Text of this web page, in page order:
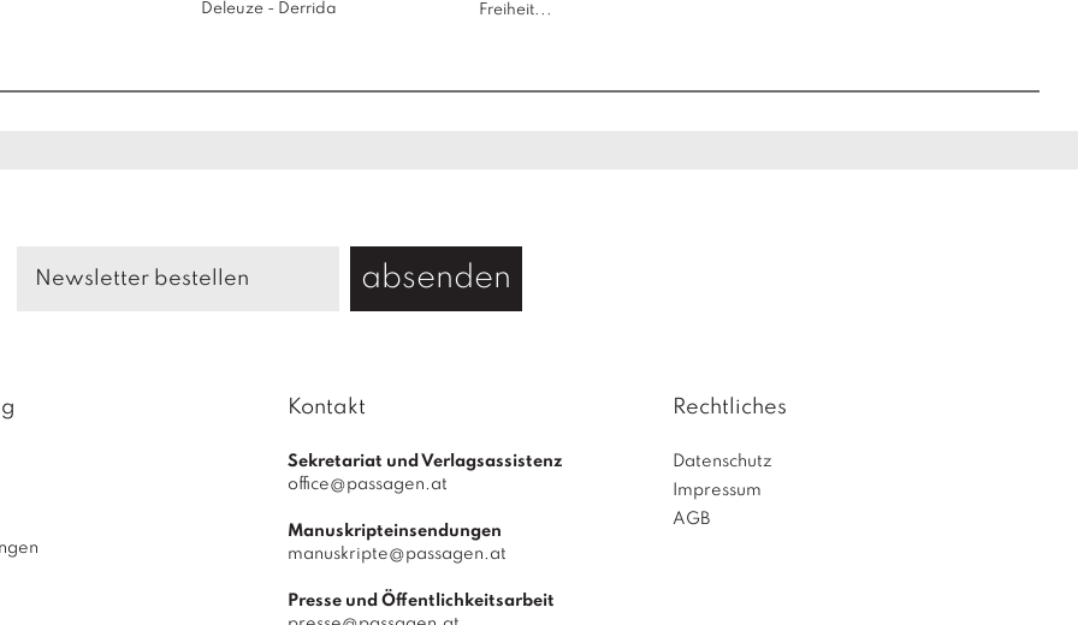
Deleuze - Derrida
Freiheit...
absenden
Kontakt
Sekretariat und Verlagsassistenz
office@passagen.at
Manuskripteinsendungen
manuskripte@passagen.at
Presse und Öffentlichkeitsarbeit
Rechtliches
Datenschutz
Impressum
AGB